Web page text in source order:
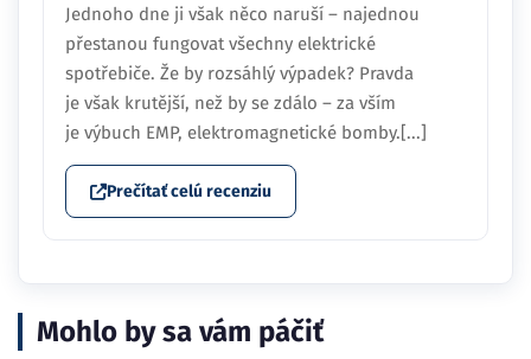
Jednoho dne ji však něco naruší – najednou
přestanou fungovat všechny elektrické
spotřebiče. Že by rozsáhlý výpadek? Pravda
je však krutější, než by se zdálo – za vším
je výbuch EMP, elektromagnetické bomby.[...]
Prečítať celú recenziu
Mohlo by sa vám páčiť